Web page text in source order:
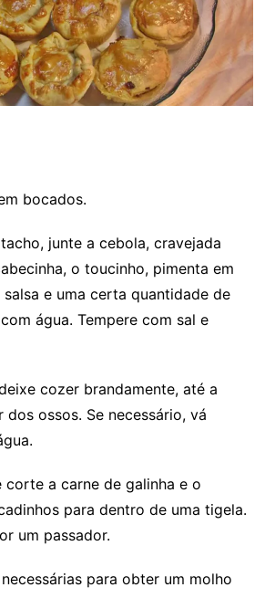
bocados.
junte a cebola, cravejada
o toucinho, pimenta em
e uma certa quantidade de
água. Tempere com sal e
cozer brandamente, até a
dos ossos. Se necessário, vá
corte a carne de galinha e o
para dentro de uma tigela.
um passador.
para obter um molho